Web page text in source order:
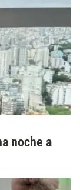
noche a